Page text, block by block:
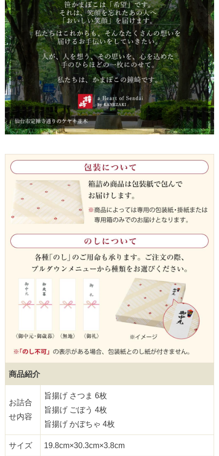
商品紹介
お詰合
せ内容
旨揚げ さつま 6枚
旨揚げ ごぼう 4枚
旨揚げ かぼちゃ 4枚
サイズ 19.8cm×30.3cm×3.8cm